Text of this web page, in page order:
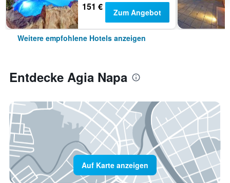
151 € Zum Angebot
Weitere empfohlene Hotels anzeigen
Entdecke Agia Napa
Auf Karte anzeigen